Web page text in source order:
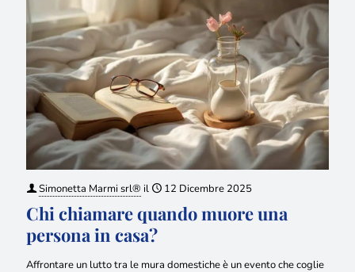
Simonetta Marmi srl® il 12 Dicembre 2025
Chi chiamare quando muore una
persona in casa?
Affrontare un lutto tra le mura domestiche è un evento che coglie